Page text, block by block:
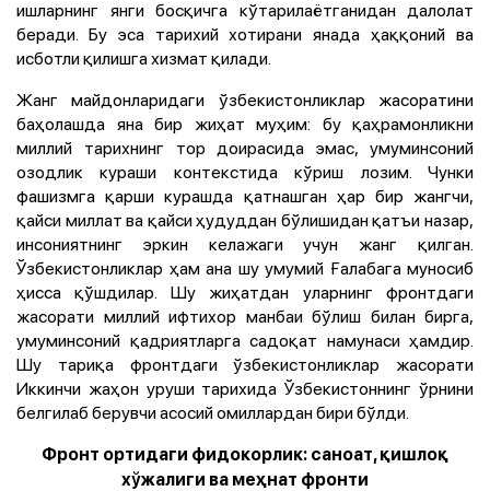
ишларнинг янги босқичга кўтарилаётганидан далолат
беради. Бу эса тарихий хотирани янада ҳаққоний ва
исботли қилишга хизмат қилади.
Жанг майдонларидаги ўзбекистонликлар жасоратини
баҳолашда яна бир жиҳат муҳим: бу қаҳрамонликни
миллий тарихнинг тор доирасида эмас, умуминсоний
озодлик кураши контекстида кўриш лозим. Чунки
фашизмга қарши курашда қатнашган ҳар бир жангчи,
қайси миллат ва қайси ҳудуддан бўлишидан қатъи назар,
инсониятнинг эркин келажаги учун жанг қилган.
Ўзбекистонликлар ҳам ана шу умумий Ғалабага муносиб
ҳисса қўшдилар. Шу жиҳатдан уларнинг фронтдаги
жасорати миллий ифтихор манбаи бўлиш билан бирга,
умуминсоний қадриятларга садоқат намунаси ҳамдир.
Шу тариқа фронтдаги ўзбекистонликлар жасорати
Иккинчи жаҳон уруши тарихида Ўзбекистоннинг ўрнини
белгилаб берувчи асосий омиллардан бири бўлди.
Фронт ортидаги фидокорлик: саноат, қишлоқ
хўжалиги ва меҳнат фронти